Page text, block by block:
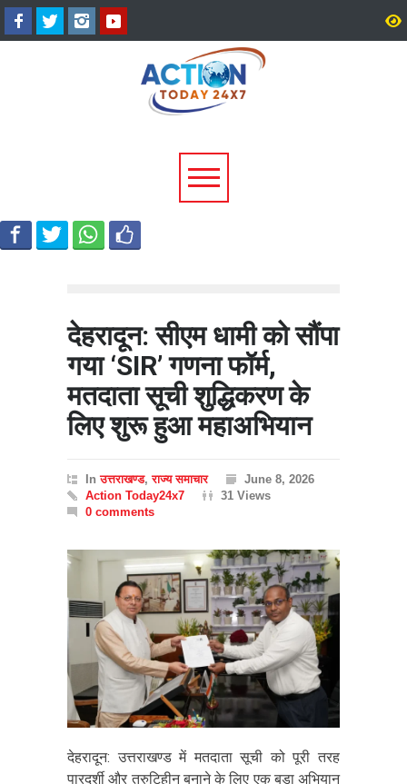
उत्तराखंड में बारिश का कहर:
यमुनोत्री और बदरीनाथ हाईवे पर
भूस्खलन, कई मार्ग बंद; श्रद्धालु और
देहरादून: सीएम धामी को सौंपा
गया ‘SIR’ गणना फॉर्म,
मतदाता सूची शुद्धिकरण के
लिए शुरू हुआ महाअभियान
Inउत्तराखण्ड,राज्य समाचार
June 8, 2026
Action Today24x7
31 Views
0 comments
देहरादून: उत्तराखण्ड में मतदाता सूची को पूरी तरह
पारदर्शी और त्रुटिहीन बनाने के लिए एक बड़ा अभियान